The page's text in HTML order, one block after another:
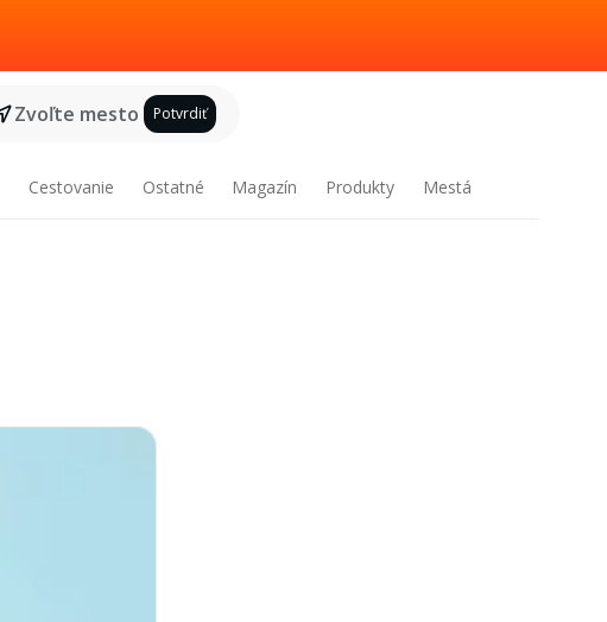
Zvoľte mesto Potvrdiť
Cestovanie Ostatné Magazín Produkty Mestá